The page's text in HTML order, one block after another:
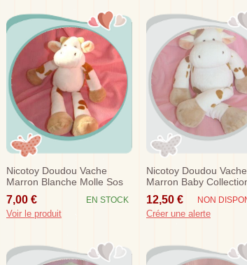
Nicotoy Doudou Vache
Marron Blanche Molle Sos
7,00 € EN STOCK
Voir le produit
Nicotoy Doudou Vache
Marron Baby
Billes 38 Cm Sos
12,50 € NON
Créer une alerte